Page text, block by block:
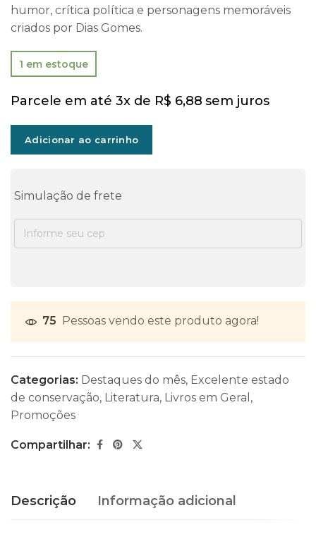
humor, crítica política e personagens memoráveis
criados por Dias Gomes.
1 em estoque
Parcele em até 3x de R$ 6,88 sem juros
Adicionar ao carrinho
Simulação de frete
75 Pessoas vendo este produto agora!
Categorias: Destaques do mês, Excelente estado
de conservação, Literatura, Livros em Geral ,
Promoções
Compartilhar:
Descrição Informação adicional